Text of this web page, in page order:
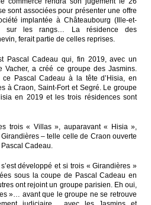
sont associées pour présenter une offre
implantée à Châteaubourg (Ille-et-
sur les rangs… La résidence des
ferait partie de celles reprises.
Pascal Cadeau qui, fin 2019, avec un
Vacher, a créé ce groupe des Jasmins.
Pascal Cadeau à la tête d’Hisia, en
à Craon, Saint-Fort et Segré. Le groupe
en 2019 et les trois résidences sont
trois « Villas », auparavant « Hisia »,
– telle celle de Craon ouverte
Cadeau.
développé et si trois « Girandières »
sous la coupe de Pascal Cadeau en
ont rejoint un groupe parisien. Eh oui,
»… avant que le groupe ne se retrouve